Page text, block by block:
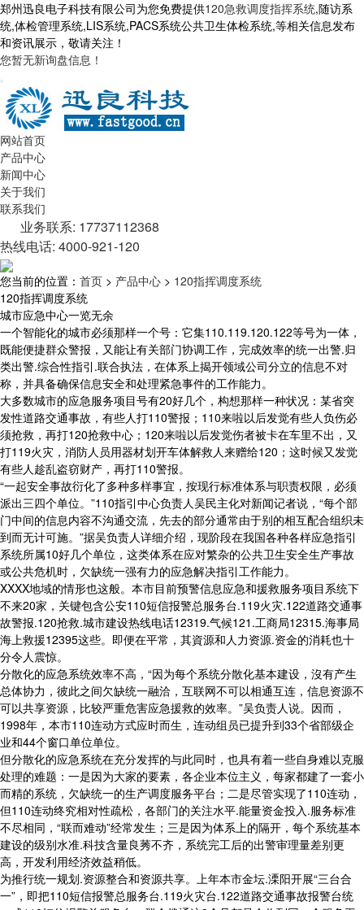
郑州迅良电子科技有限公司为您免费提供120急救调度指挥系统,随访系
统,体检管理系统,LIS系统,PACS系统公共卫生体检系统,等相关信息发布
和资讯展示，敬请关注！
您暂无新询盘信息！
网站首页
产品中心
新闻中心
关于我们
联系我们
业务联系: 17737112368
热线电话: 4000-921-120
您当前的位置： 首页 > 产品中心 > 120指挥调度系统
120指挥调度系统
城市应急中心一览无余
一个智能化的城市必须那样一个号：它集110.119.120.122等号为一体，
既能便捷群众警报，又能让有关部门协调工作，完成效率的统一出警.归
类出警.综合性指引.联合执法，在体系上揭开领域公司分立的信息不对
称，并具备确保信息安全和处理紧急事件的工作能力。
大多数城市的应急服务项目号有20好几个，构想那样一种状况：某省突
发性道路交通事故，有些人打110警报；110来啦以后发觉有些人负伤必
须抢救，再打120抢救中心；120来啦以后发觉伤者被卡在车里不出，又
打119火灾，消防人员用器材划开车体解救人来赠给120；这时候又发觉
有些人趁乱盗窃财产，再打110警报。
“一起安全事故衍化了多种多样事宜，按现行标准体系与职责权限，必须
派出三四个单位。”110指引中心负责人吴民主化对新闻记者说，“每个部
门中间的信息内容不沟通交流，先去的部分通常由于别的相互配合组织未
到而无计可施。”据吴负责人详细介绍，现阶段在我国各种各样应急指引
系统所属10好几个单位，这类体系在应对繁杂的公共卫生安全生产事故
或公共危机时，欠缺统一强有力的应急解决指引工作能力。
XXXX地域的情形也这般。本市目前预警信息应急和援救服务项目系统下
不来20家，关键包含公安110短信报警总服务台.119火灾.122道路交通事
故警报.120抢救.城市建设热线电话12319.气候121.工商局12315.海事局
海上救援12395这些。即便在平常，其資源和人力资源.资金的消耗也十
分令人震惊。
分散化的应急系统效率不高，“因为每个系统分散化基本建设，沒有产生
总体协力，彼此之间欠缺统一融洽，互联网不可以相通互连，信息资源不
可以共享资源，比较严重危害应急援救的效率。”吴负责人说。因而，
1998年，本市110连动方式应时而生，连动组员已提升到33个省部级企
业和44个窗口单位单位。
但分散化的应急系统在充分发挥的与此同时，也具有着一些自身难以克服
处理的难题：一是因为大家的要素，各企业本位主义，每家都建了一套小
而精的系统，欠缺统一的生产调度服务平台；二是尽管实现了110连动，
但110连动终究相对性疏松，各部门的关注水平.能量资金投入.服务标准
不尽相同，“联而难动”经常发生；三是因为体系上的隔开，每个系统基本
建设的级别水准.科技含量良莠不齐，系统完工后的出警审理量差别更
高，开发利用经济效益稍低。
为推行统一规划.资源整合和资源共享。上年本市金坛.溧阳开展“三台合
一”，即把110短信报警总服务台.119火灾台.122道路交通事故报警台统